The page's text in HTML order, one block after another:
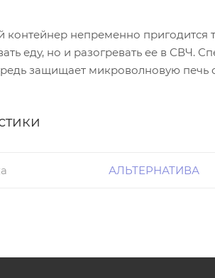
контейнер непременно пригодится
еду, но и разогревать ее в СВЧ.
защищает микроволновую печь
АЛЬТЕРНАТИВА